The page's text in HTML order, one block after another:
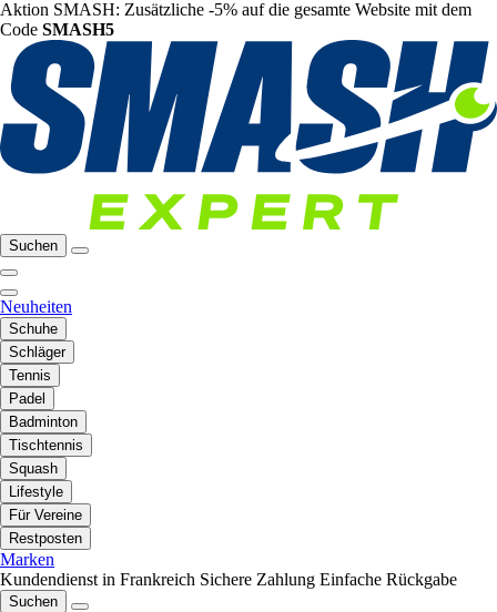
Aktion SMASH: Zusätzliche -5% auf die gesamte Website mit dem
Code SMASH5
Suchen
Neuheiten
Schuhe
Schläger
Tennis
Padel
Badminton
Tischtennis
Squash
Lifestyle
Für Vereine
Restposten
Marken
Kundendienst in Frankreich Sichere Zahlung Einfache Rückgabe
Suchen